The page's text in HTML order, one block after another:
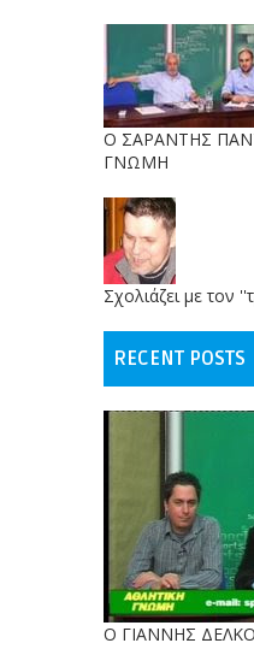
O ΣΑΡΑΝΤΗΣ
ΓΝΩΜΗ
Σχολιάζει με
RECENT POSTS
Ο ΓΙΑΝΝΗΣ